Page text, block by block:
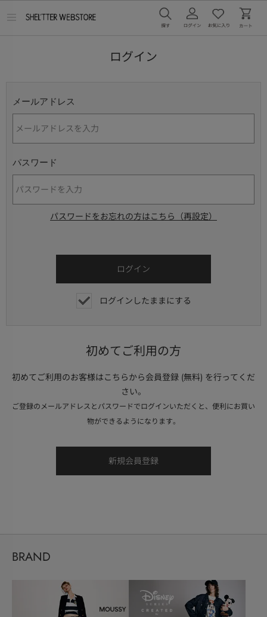
ログイン
メールアドレス
パスワード
パスワードをお忘れの方はこちら（再設定）
ログインしたままにする
初めてご利用の方
初めてご利用のお客様はこちらから会員登録 (無料) を行ってくだ
さい。
ご登録のメールアドレスとパスワードでログインいただくと、便利にお買い
物ができるようになります。
BRAND